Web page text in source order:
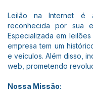
Leilão na Internet é
reconhecida por sua
Especializada em
empresa tem um
e veículos. Além disso,
web, prometendo
Nossa Missão: